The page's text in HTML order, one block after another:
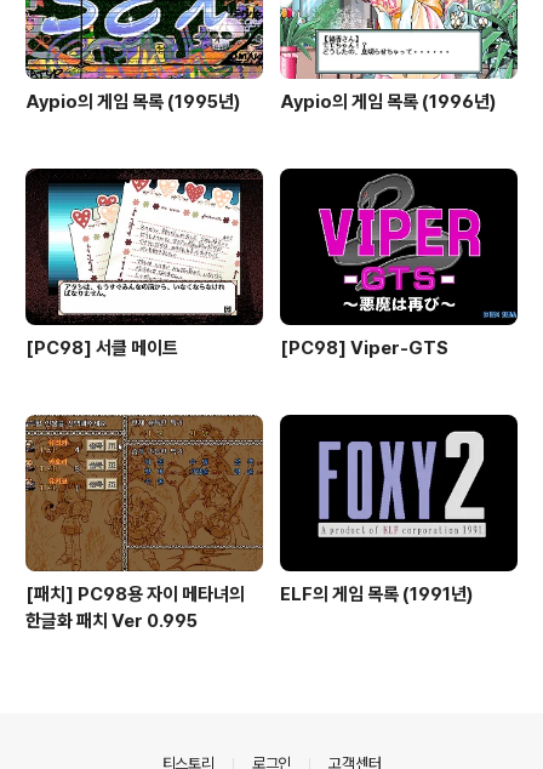
Aypio의 게임 목록 (1995년) Aypio의 게임 목록 (1996년)
[PC98] 서클 메이트 [PC98] Viper-GTS
[패치] PC98용 자이 메타녀의
한글화 패치 Ver 0.995
ELF의 게임 목록 (1991년)
티스토리 로그인 고객센터